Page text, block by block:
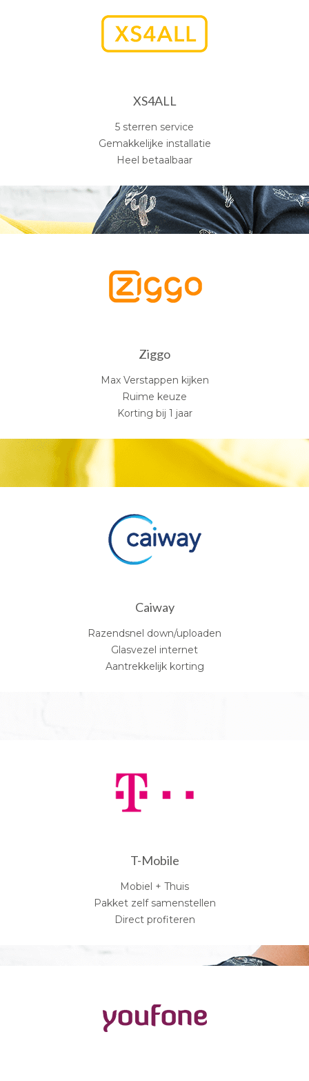
XS4ALL
5 sterren service
Gemakkelijke installatie
Heel betaalbaar
Ziggo
Max Verstappen kijken
Ruime keuze
Korting bij 1 jaar
Caiway
Razendsnel down/uploaden
Glasvezel internet
Aantrekkelijk korting
T-Mobile
Mobiel + Thuis
Pakket zelf samenstellen
Direct profiteren